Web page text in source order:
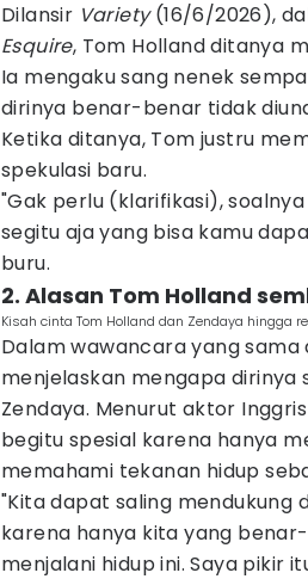
Dilansir Variety(16/6/2026),
Esquire, Tom Holland ditanya
Ia mengaku sang nenek
dirinya benar-benar tidak
Ketika ditanya, Tom justru
spekulasi baru.
"Gak perlu (klarifikasi),
segitu aja yang bisa kamu
buru.
2. Alasan Tom Holland
Kisah cinta Tom Holland dan Zendaya hingga
Dalam wawancara yang sama
menjelaskan mengapa dirinya
Zendaya. Menurut aktor
begitu spesial karena hanya
memahami tekanan hidup
"Kita dapat saling mendukung
karena hanya kita yang
menjalani hidup ini. Saya pikir